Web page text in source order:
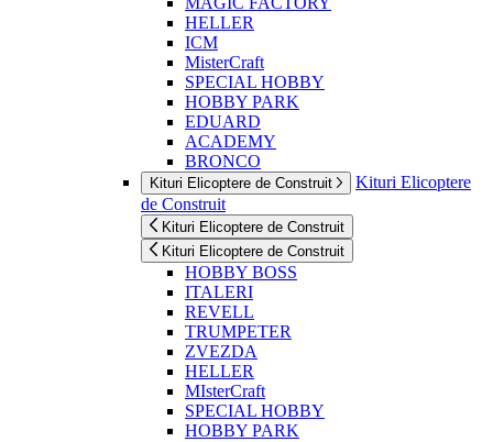
HELLER
ICM
MisterCraft
SPECIAL HOBBY
HOBBY PARK
EDUARD
ACADEMY
BRONCO
Kituri Elicoptere de Construit
Kituri Elicoptere
de Construit
Kituri Elicoptere de Construit
Kituri Elicoptere de Construit
HOBBY BOSS
ITALERI
REVELL
TRUMPETER
ZVEZDA
HELLER
MIsterCraft
SPECIAL HOBBY
HOBBY PARK